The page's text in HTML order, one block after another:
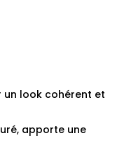
un look cohérent et
apporte une